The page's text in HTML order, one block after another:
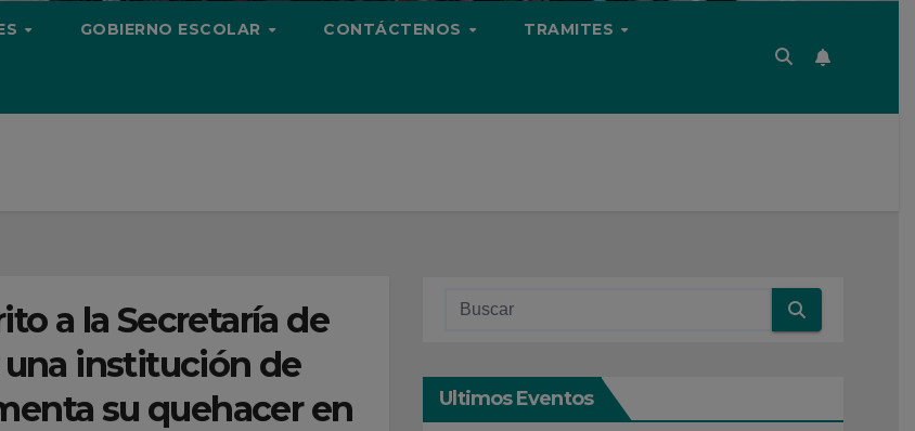
GOBIERNO ESCOLAR CONTÁCTENOS TRAMITES
a la Secretaría de
institución de
su quehacer en
Ultimos Eventos